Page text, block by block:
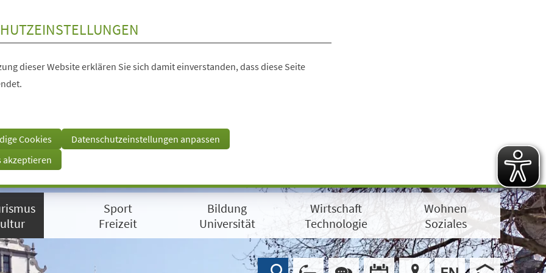
dieser Website erklären Sie sich damit einverstanden, dass diese Seite
Cookies
Datenschutzeinstellungen anpassen
akzeptieren
Sport
Freizeit
Bildung
Universität
Wirtschaft
Technologie
Wohnen
Soziales